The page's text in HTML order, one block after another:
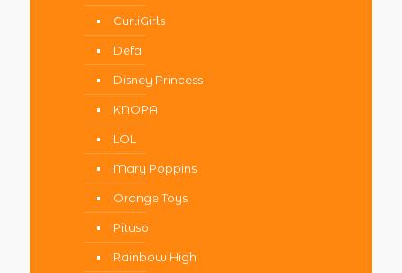
CurliGirls
Defa
Disney Princess
KNOPA
LOL
Mary Poppins
Orange Toys
Pituso
Rainbow High